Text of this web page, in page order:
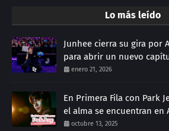
Lo más leído
Junhee cierra su gira por
para abrir un nuevo
enero 21, 2026
En Primera Fila con Park
el alma se encuentran en
octubre 13, 2025